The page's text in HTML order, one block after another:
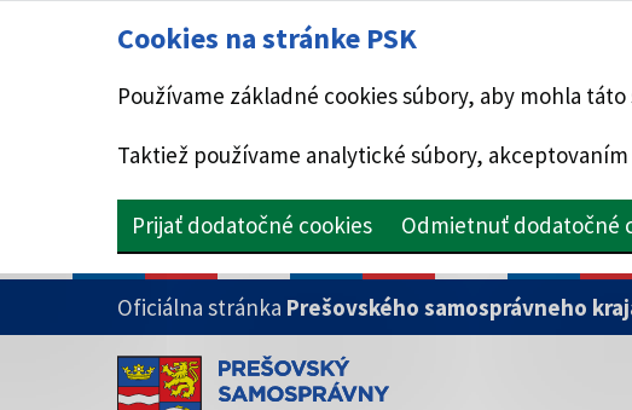
Cookies na stránke PSK
Používame základné cookies súbory, aby mohla
Taktiež používame analytické súbory,
Prijať dodatočné cookies Odmietnuť dodatočné
PRESKOČIŤ NA HLAVNÝ OBSAH
Oficiálna stránka Prešovského samosprávneho
Doména psk.sk je oficiálna